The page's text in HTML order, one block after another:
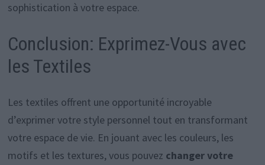
sophistication à votre espace.
Conclusion: Exprimez-Vous avec
les Textiles
Les textiles offrent une opportunité incroyable
d’exprimer votre style personnel tout en transformant
votre espace de vie. En jouant avec les couleurs, les
motifs et les textures, vous pouvez changer votre